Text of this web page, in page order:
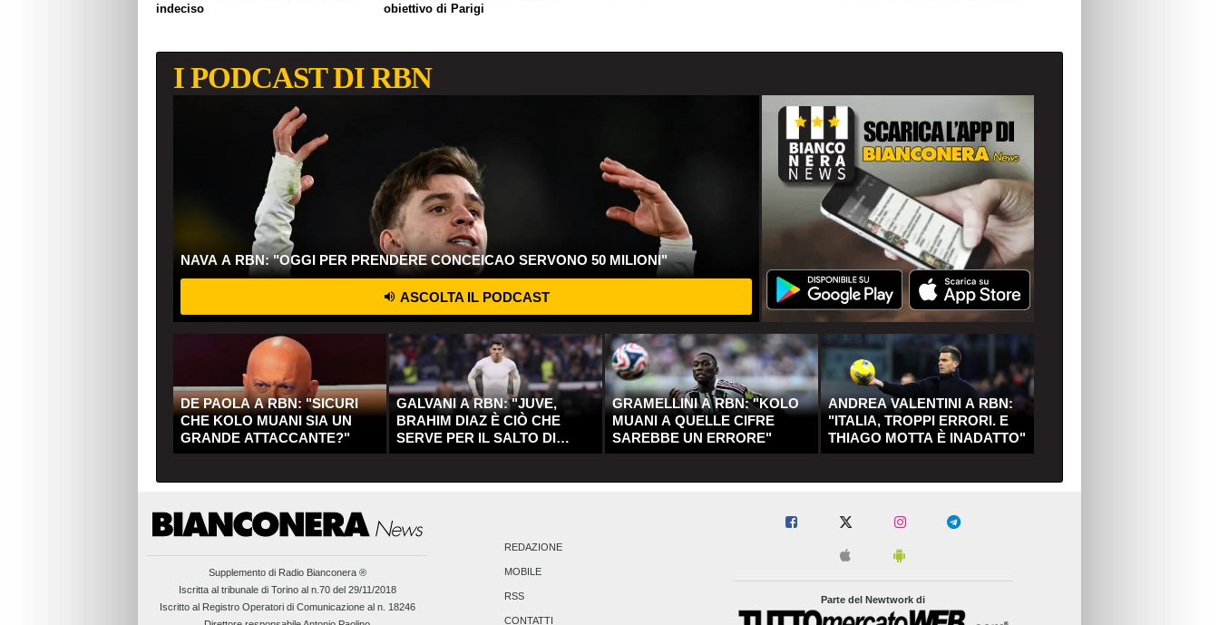
indeciso
obiettivo di Parigi
I PODCAST DI RBN
NAVA A RBN: "OGGI PER PRENDERE CONCEICAO SERVONO 50 MILIONI"
ASCOLTA IL PODCAST
DE PAOLA A RBN: "SICURI
CHE KOLO MUANI SIA UN
GRANDE ATTACCANTE?"
GALVANI A RBN: "JUVE,
BRAHIM DIAZ È CIÒ CHE
SERVE PER IL SALTO DI
QUALITÀ"
GRAMELLINI A RBN: "KOLO
MUANI A QUELLE CIFRE
SAREBBE UN ERRORE"
ANDREA VALENTINI A RBN:
"ITALIA, TROPPI ERRORI. E
THIAGO MOTTA È INADATTO"
Supplemento di Radio Bianconera ®
Iscritta al tribunale di Torino al n.70 del 29/11/2018
Iscritto al Registro Operatori di Comunicazione al n. 18246
REDAZIONE
MOBILE
RSS
CONTATTI
Parte del Newtwork di